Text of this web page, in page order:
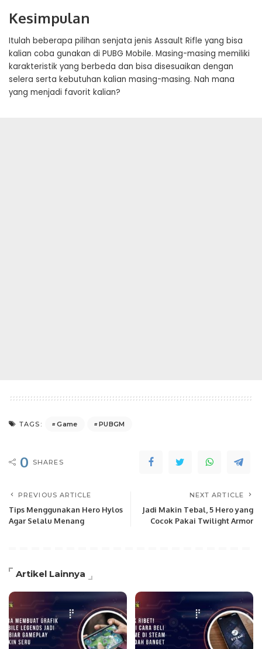
Kesimpulan
Itulah beberapa pilihan senjata jenis Assault Rifle yang bisa
kalian coba gunakan di PUBG Mobile. Masing-masing memiliki
karakteristik yang berbeda dan bisa disesuaikan dengan
selera serta kebutuhan kalian masing-masing. Nah mana
yang menjadi favorit kalian?
TAGS: Game PUBGM
0 SHARES
PREVIOUS ARTICLE
Tips Menggunakan Hero Hylos
Agar Selalu Menang
NEXT ARTICLE
Jadi Makin Tebal, 5 Hero yang
Cocok Pakai Twilight Armor
Artikel Lainnya